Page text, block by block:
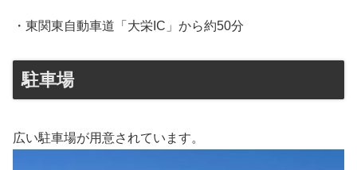
・東関東自動車道「大栄IC」から約50分
駐車場
広い駐車場が用意されています。